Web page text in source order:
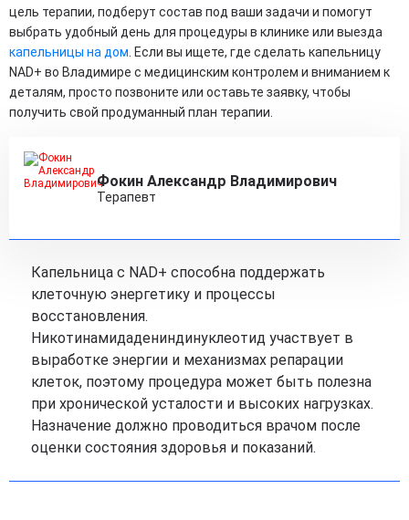
цель терапии, подберут состав под ваши задачи и помогут
выбрать удобный день для процедуры в клинике или выезда
капельницы на дом . Если вы ищете, где сделать капельницу
NAD+ во Владимире с медицинским контролем и вниманием к
деталям, просто позвоните или оставьте заявку, чтобы
получить свой продуманный план терапии.
Фокин Александр Владимирович
Терапевт
Капельница с NAD+ способна поддержать
клеточную энергетику и процессы
восстановления.
Никотинамидадениндинуклеотид участвует в
выработке энергии и механизмах репарации
клеток, поэтому процедура может быть полезна
при хронической усталости и высоких нагрузках.
Назначение должно проводиться врачом после
оценки состояния здоровья и показаний.